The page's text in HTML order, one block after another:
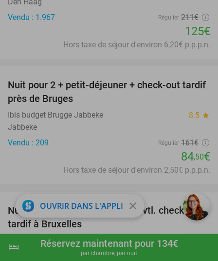
shopping_cart Réserver maintenant
hotel Réservez maintenant pour 134€
par chambre, par nuit
Vendu : 1.967
Régulier 211€
125€
Hors taxe de séjour d'environ 6,20€ p.p.p.n.
48%
Nuit pour 2 + petit-déjeuner + check-out tardif
près de Bruges
Ibis budget Brugge Jabbeke 8.5 star
Jabbeke
Vendu : 209
Régulier 161€
84,50€
Hors taxe de séjour d'environ 2,50€ p.p.p.n.
35%
Nuit pour 2 + petit-déjeuner + évtl. check-out
tardif à Bruxelles
Hotel ibis Styles Brussels Centre Stéphanie
Sint-Gillis
OUVRIR DANS L'APPLI close